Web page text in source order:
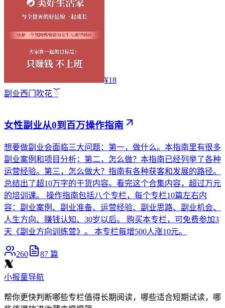
¥18
副业西门吹花 ོ
女性副业从0到百万操作指南
想要做副业会面临三大问题：第一，做什么。本指南里有很多
副业案例和项目分析；第二，怎么做？本指南已经列举了各种
运营经验。第三，怎么做大？指南有各种获客和发展的路径。
总结出了超10万字的干货内容。看完这个合集内容，超过万元
的培训课。 操作指南包括八个专栏，每个专栏10篇左右内
容：副业案例、副业准备、运营经验、副业思路、副业机会、
人生方向、赚钱认知、30岁以后。 购买本专栏，可免费参加3
天《副业方向训练营》。 本专栏每增500人涨10元。
260 87 篇
小报童导航
帮你更快判断哪些专栏值得长期阅读，哪些适合短期试读，哪